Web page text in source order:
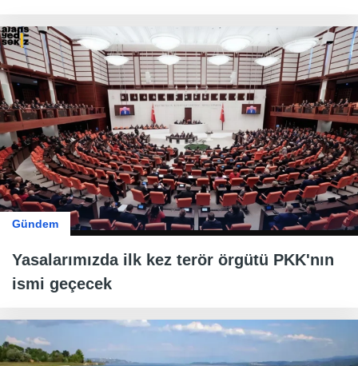
Gündem
Yasalarımızda ilk kez terör örgütü PKK'nın
ismi geçecek